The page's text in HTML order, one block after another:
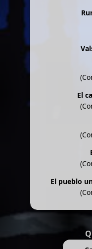
El
El pueblo